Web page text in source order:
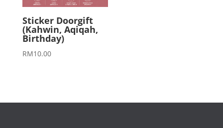
Sticker Doorgift
(Kahwin, Aqiqah,
Birthday)
RM10.00